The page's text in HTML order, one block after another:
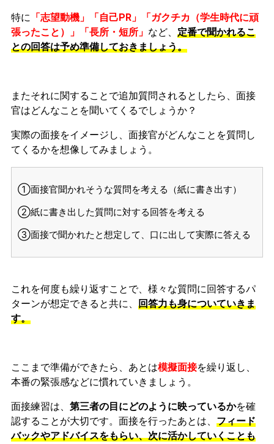
特に 「志望動機」「自己PR」「ガクチカ（学生時代に頑
張ったこと）」「長所・短所」 など、 定番で聞かれるこ
との回答は予め準備しておきましょう。
またそれに関することで追加質問されるとしたら、面接
官はどんなことを聞いてくるでしょうか？
実際の面接をイメージし、面接官がどんなことを質問し
てくるかを想像してみましょう。
①面接官聞かれそうな質問を考える（紙に書き出す）
②紙に書き出した質問に対する回答を考える
③面接で聞かれたと想定して、口に出して実際に答える
これを何度も繰り返すことで、様々な質問に回答するパ
ターンが想定できると共に、 回答力も身についていきま
す。
ここまで準備ができたら、あとは模擬面接を繰り返し、
本番の緊張感などに慣れていきましょう。
面接練習は、 第三者の目にどのように映っているかを確
認することが大切です。面接を行ったあとは、 フィード
バックやアドバイスをもらい、次に活かしていくことも